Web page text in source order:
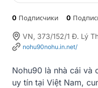
0 Подписчики 0
VN, 373/152/1 Đ. Lý
nohu90nohu.in.net/
Nohu90 là nhà cái và
uy tín tại Việt Nam,